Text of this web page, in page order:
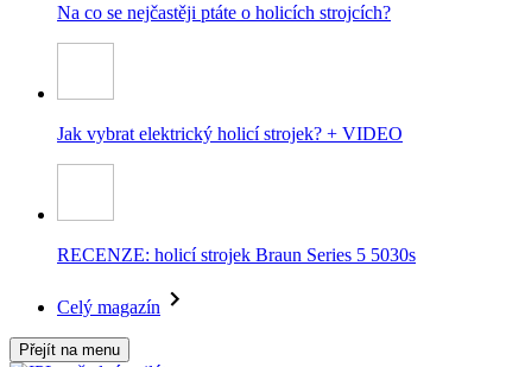
Na co se nejčastěji ptáte o holicích strojcích?
Jak vybrat elektrický holicí strojek? + VIDEO
RECENZE: holicí strojek Braun Series 5 5030s
Celý magazín
Přejít na menu